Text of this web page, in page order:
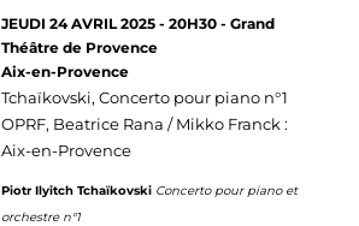
JEUDI 24 AVRIL 2025 - 20H30 - Grand
Théâtre de Provence
Aix-en-Provence
Tchaïkovski, Concerto pour piano n°1
OPRF, Beatrice Rana / Mikko Franck :
Aix-en-Provence
Piotr Ilyitch Tchaïkovski Concerto pour piano et
orchestre n°1